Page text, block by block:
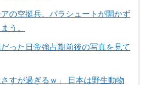
アの空挺兵、パラシュートが開かず
う。
った日帝強占期前後の写真を見て
すが過ぎるｗ」 日本は野生動物